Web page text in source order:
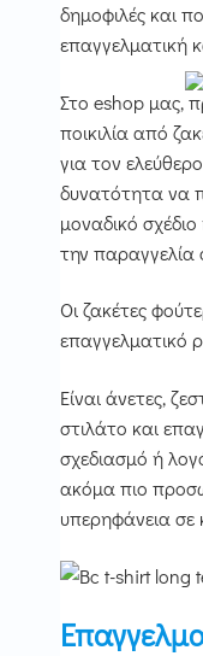
δημοφιλές και
επαγγελματική
Στο eshop μας,
ποικιλία από
για τον
δυνατότητα να
μοναδικό
την παραγγελία
Οι ζακέτες
επαγγελματικό
Είναι άνετες,
στιλάτο και
σχεδιασμό ή
ακόμα πιο
υπερηφάνεια σε